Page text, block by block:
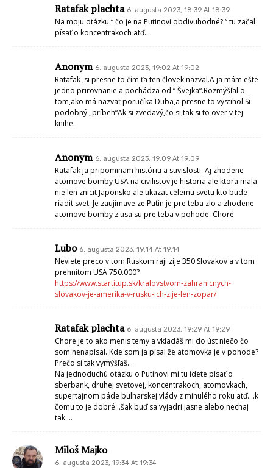
Ratafak plachta 6. augusta 2023, 18:39 At 18:39
Na moju otázku “ čo je na Putinovi obdivuhodné? “ tu začal
písať o koncentrakoch atď….
Anonym 6. augusta 2023, 19:02 At 19:02
Ratafak ,si presne to čím ťa ten človek nazval.A ja mám ešte
jedno prirovnanie a pochádza od “ Švejka“.Rozmýšľal o
tom,ako má nazvať poručíka Duba,a presne to vystihol.Si
podobný „príbeh“Ak si zvedavý,čo si,tak si to over v tej
knihe.
Anonym 6. augusta 2023, 19:09 At 19:09
Ratafak ja pripominam históriu a suvislosti. Aj zhodene
atomove bomby USA na civilistov je historia ale ktora mala
nie len znicit Japonsko ale ukazat celemu svetu kto bude
riadit svet. Je zaujimave ze Putin je pre teba zlo a zhodene
atomove bomby z usa su pre teba v pohode. Choré
Lubo 6. augusta 2023, 19:14 At 19:14
Neviete preco v tom Ruskom raji zije 350 Slovakov a v tom
prehnitom USA 750.000?
https://www.startitup.sk/kralovstvom-zahranicnych-
slovakov-je-amerika-v-rusku-ich-zije-len-zopar/
Ratafak plachta 6. augusta 2023, 19:29 At 19:29
Chore je to ako menis temy a vkladáš mi do úst niečo čo
som nenapísal. Kde som ja písal že atomovka je v pohode?
Prečo si tak vymýšľaš…
Na jednoduchú otázku o Putinovi mi tu idete písať o
sberbank, druhej svetovej, koncentrakoch, atomovkach,
supertajnom páde bulharskej vlády z minulého roku atď….k
čomu to je dobré…šak buď sa vyjadri jasne alebo nechaj
tak….
Miloš Majko
6. augusta 2023, 19:34 At 19:34